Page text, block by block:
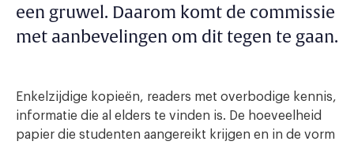
een gruwel. Daarom komt de commissie
met aanbevelingen om dit tegen te gaan.
Enkelzijdige kopieën, readers met overbodige kennis,
informatie die al elders te vinden is. De hoeveelheid
papier die studenten aangereikt krijgen en in de vorm